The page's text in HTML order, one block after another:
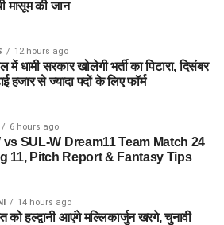
मासूम की जान
12 hours ago
में धामी सरकार खोलेगी भर्ती का पिटारा, दिसंबर
हजार से ज्यादा पदों के लिए फॉर्म
6 hours ago
vs SUL-W Dream11 Team Match 24
11, Pitch Report & Fantasy Tips
14 hours ago
हल्द्वानी आएंगे मल्लिकार्जुन खरगे, चुनावी